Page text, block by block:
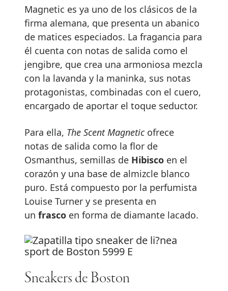
Magnetic es ya uno de los clásicos de la
firma alemana, que presenta un abanico
de matices especiados. La fragancia para
él cuenta con notas de salida como el
jengibre, que crea una armoniosa mezcla
con la lavanda y la maninka, sus notas
protagonistas, combinadas con el cuero,
encargado de aportar el toque seductor.
Para ella, The Scent Magnetic ofrece
notas de salida como la flor de
Osmanthus, semillas de Hibisco en el
corazón y una base de almizcle blanco
puro. Está compuesto por la perfumista
Louise Turner y se presenta en
un frasco en forma de diamante lacado.
Sneakers de Boston